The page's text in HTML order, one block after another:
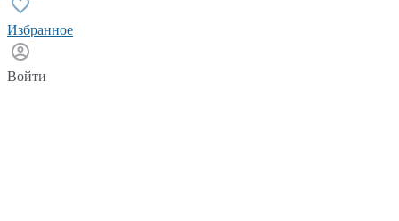
Избранное
Войти